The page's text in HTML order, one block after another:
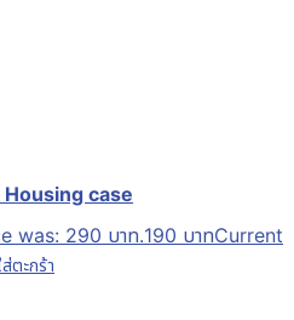
case
was: 290 บาท.190 บาทCurrent
ตะกร้า